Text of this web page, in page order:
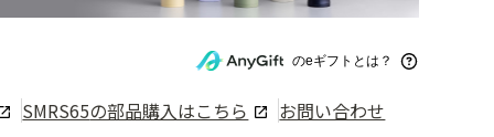
のeギフトとは？
SMRS65の部品購入はこちら お問い合わせ